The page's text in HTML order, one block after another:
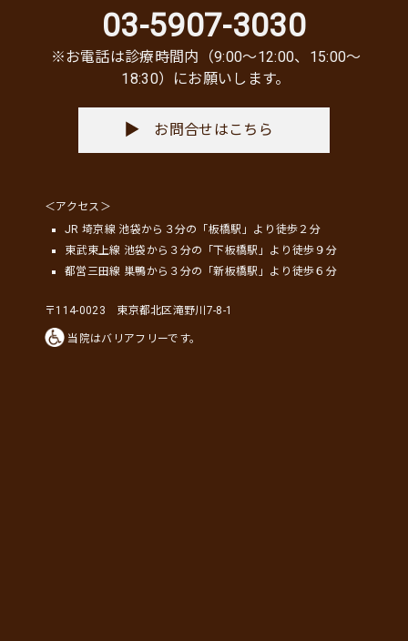
03-5907-3030
※お電話は診療時間内（9:00〜12:00、15:00〜
18:30）にお願いします。
お問合せはこちら
＜アクセス＞
JR 埼京線 池袋から３分の「板橋駅」より徒歩２分
東武東上線 池袋から３分の「下板橋駅」より徒歩９分
都営三田線 巣鴨から３分の「新板橋駅」より徒歩６分
〒114-0023 東京都北区滝野川7-8-1
当院はバリアフリーです。